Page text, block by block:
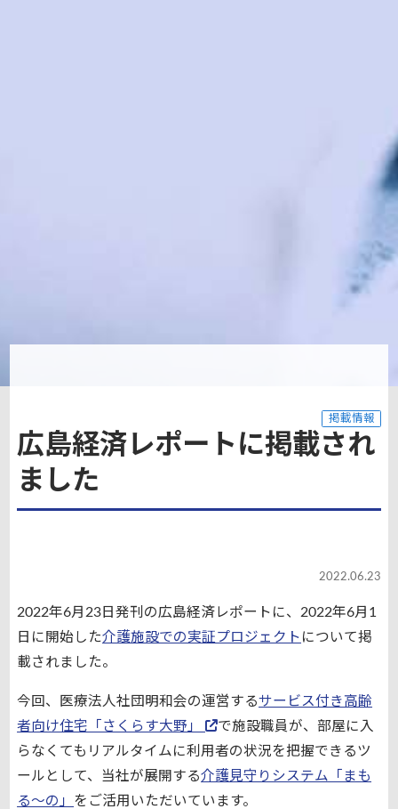
掲載情報
広島経済レポートに掲載され
ました
2022.06.23
2022年6月23日発刊の広島経済レポートに、2022年6月1
日に開始した介護施設での実証プロジェクト について掲
載されました。
今回、医療法人社団明和会の運営するサービス付き高齢
者向け住宅「さくらす大野」
で施設職員が、部屋に入
らなくてもリアルタイムに利用者の状況を把握できるツ
ールとして、当社が展開する介護見守りシステム「まも
る～の」
をご活用いただいています。